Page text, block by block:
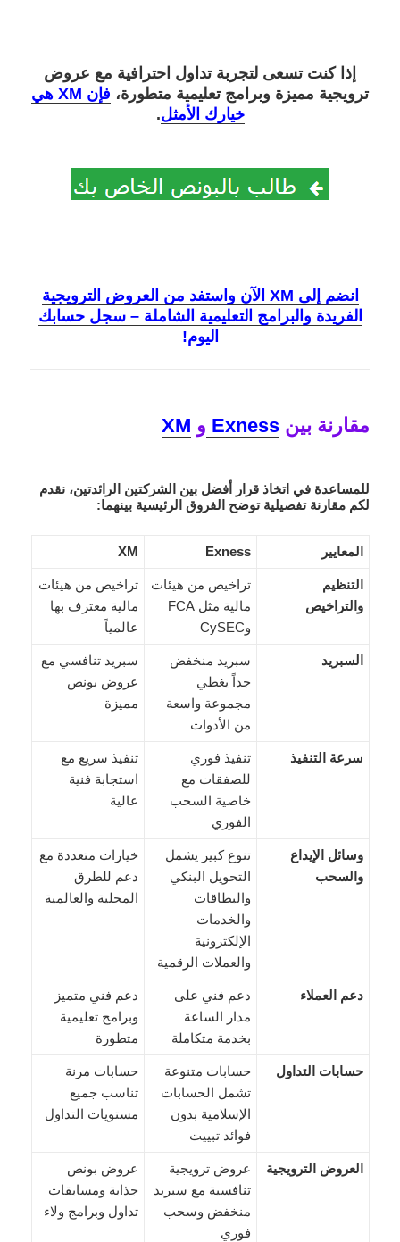
إذا كنت تسعى لتجربة تداول احترافية مع عروض
ترويجية مميزة وبرامج تعليمية متطورة،
فإن XM هي
خيارك الأمثل.
انضم إلى XM الآن واستفد من العروض الترويجية
الفريدة والبرامج التعليمية الشاملة – سجل حسابك
اليوم!
مقارنة بينExness و XM
للمساعدة في اتخاذ قرار أفضل بين الشركتين الرائدتين، نقدم
لكم مقارنة تفصيلية توضح الفروق الرئيسية بينهما:
المعايير Exness
XM
التنظيم
والتراخيص
تراخيص من هيئات
مالية مثل FCA
وCySEC
تراخيص من هيئات
مالية معترف بها
عالمياً
السبريد
سبريد منخفض
جداً يغطي
مجموعة واسعة
من الأدوات
سبريد تنافسي مع
عروض بونص
مميزة
سرعة التنفيذ
تنفيذ فوري
للصفقات مع
خاصية السحب
الفوري
تنفيذ سريع مع
استجابة فنية
عالية
وسائل الإيداع
والسحب
تنوع كبير يشمل
التحويل البنكي
والبطاقات
والخدمات
الإلكترونية
والعملات الرقمية
خيارات متعددة مع
دعم للطرق
المحلية والعالمية
دعم العملاء
دعم فني على
مدار الساعة
بخدمة متكاملة
دعم فني متميز
وبرامج تعليمية
متطورة
حسابات التداول
حسابات متنوعة
تشمل الحسابات
الإسلامية بدون
فوائد تبييت
حسابات مرنة
تناسب جميع
مستويات التداول
العروض الترويجية
عروض ترويجية
تنافسية مع سبريد
منخفض وسحب
فوري
عروض بونص
جذابة ومسابقات
تداول وبرامج ولاء